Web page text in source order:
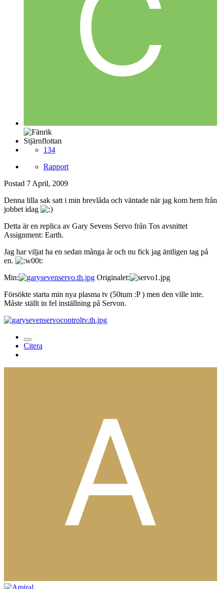
Stjärnflottan
134
Rapport
Postad 7 April, 2009
Denna lilla sak satt i min brevlåda och väntade när jag kom hem från
jobbet idag
Detta är en replica av Gary Sevens Servo från Tos avsnittet
Assignment: Earth.
Jag har viljat ha en sedan många år och nu fick jag äntligen tag på
en.
Min:
Originalet:
Försökte starta min nya plasma tv (50tum :P ) men den ville inte.
Måste ställt in fel inställning på Servon.
Citera